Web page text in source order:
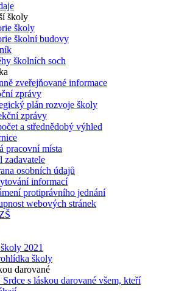
školy
školy
školní budovy
školních soch
zveřejňované informace
zprávy
plán rozvoje školy
zprávy
a střednědobý výhled
pracovní místa
zadavatele
osobních údajů
informací
protiprávního jednání
webových stránek
2021
školy
darované
Srdce s láskou darované všem, kteří